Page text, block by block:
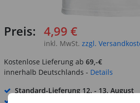
Preis: 4,99 €
inkl. MwSt. zzgl.
Kostenlose Lieferung ab 69,-€
innerhalb Deutschlands - Details
Standard-Lieferung 12. - 13. August